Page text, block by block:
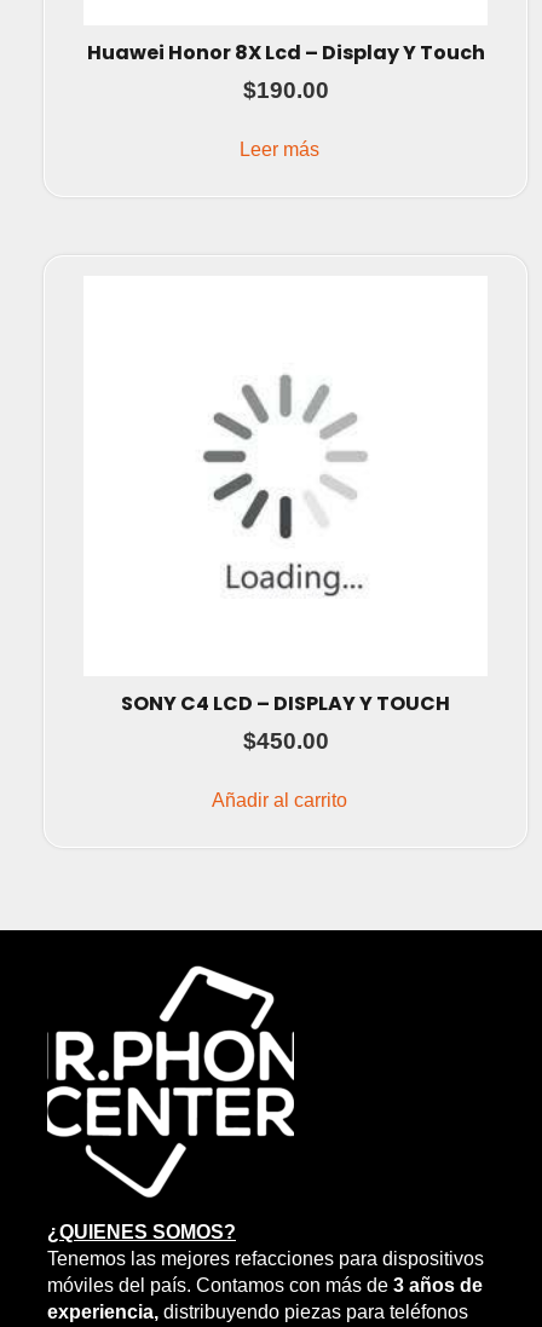
Huawei Honor 8X Lcd – Display Y Touch
$190.00
Leer más
SONY C4 LCD – DISPLAY Y TOUCH
$450.00
Añadir al carrito
¿QUIENES SOMOS?
Tenemos las mejores refacciones para dispositivos
móviles del país. Contamos con más de 3 años de
experiencia, distribuyendo piezas para teléfonos